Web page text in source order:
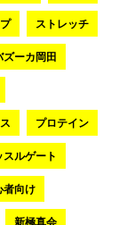
ストレッチ
ズーカ岡田
プロテイン
スルゲート
者向け